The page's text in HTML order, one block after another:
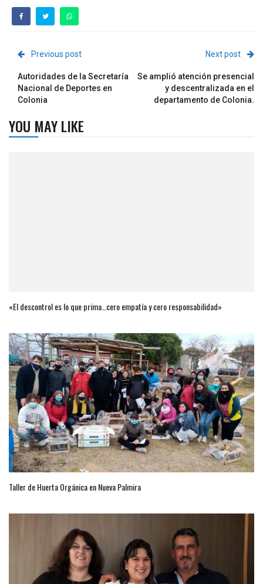
Previous post
Autoridades de la Secretaría
Nacional de Deportes en
Colonia
Next post
Se amplió atención presencial
y descentralizada en el
departamento de Colonia.
YOU MAY LIKE
«El descontrol es lo que prima…cero empatía y cero responsabilidad»
Taller de Huerta Orgánica en Nueva Palmira